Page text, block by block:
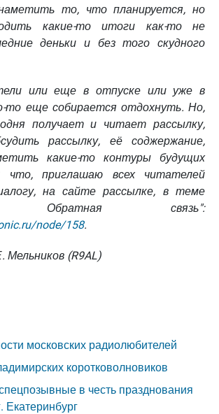
то, что планируется, но
какие-то итоги как-то не
деньки и без того скудного
или еще в отпуске или уже в
то еще собирается отдохнуть. Но,
получает и читает рассылку,
рассылку, её соджержание,
какие-то контуры будущих
что, приглашаю всех читателей
на сайте рассылке, в теме
Обратная связь":
node/158.
Мельников (R9AL)
московских радиолюбителей
коротковолновиков
в честь празднования
Екатеринбург